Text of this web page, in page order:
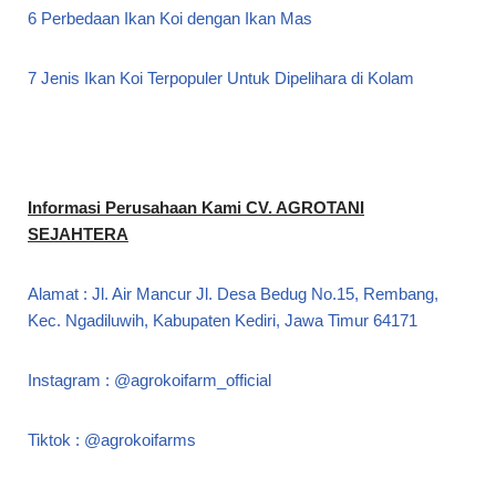
6 Perbedaan Ikan Koi dengan Ikan Mas
7 Jenis Ikan Koi Terpopuler Untuk Dipelihara di Kolam
Informasi Perusahaan Kami CV. AGROTANI
SEJAHTERA
Alamat : Jl. Air Mancur Jl. Desa Bedug No.15, Rembang,
Kec. Ngadiluwih, Kabupaten Kediri, Jawa Timur 64171
Instagram : @agrokoifarm_official
Tiktok : @agrokoifarms